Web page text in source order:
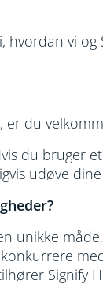
hvordan vi
du
du bruger
udøve
unikke
Signify